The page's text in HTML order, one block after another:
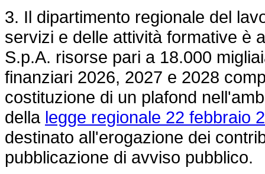
3. Il dipartimento regionale del
servizi e delle attività formative è
S.p.A. risorse pari a 18.000
finanziari 2026, 2027 e 2028
costituzione di un plafond
della legge regionale 22 febbraio
destinato all'erogazione dei
pubblicazione di avviso pubblico.